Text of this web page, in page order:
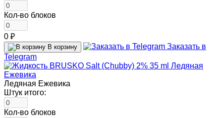
Кол-во блоков
0 ₽
В корзину
Заказать в
Telegram
Ледяная Ежевика
Штук итого:
Кол-во блоков